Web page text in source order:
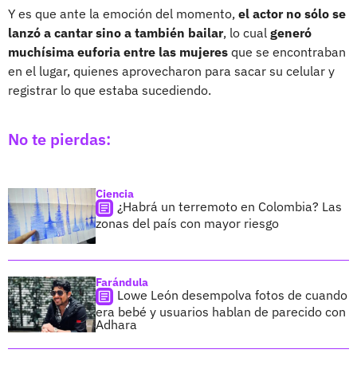
Y es que ante la emoción del momento, el actor no sólo se
lanzó a cantar sino a también bailar, lo cual generó
muchísima euforia entre las mujeres que se encontraban
en el lugar, quienes aprovecharon para sacar su celular y
registrar lo que estaba sucediendo.
No te pierdas:
Ciencia
¿Habrá un terremoto en Colombia? Las
zonas del país con mayor riesgo
Farándula
Lowe León desempolva fotos de cuando
era bebé y usuarios hablan de parecido con
Adhara